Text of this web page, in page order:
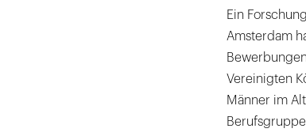
Ein
Amsterdam
Vereinigten
Männer im